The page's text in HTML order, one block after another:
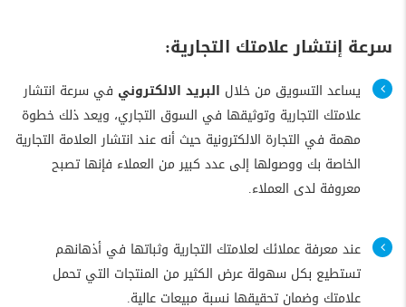
سرعة إنتشار علامتك التجارية:
يساعد التسويق من خلال البريد الالكتروني في سرعة انتشار
علامتك التجارية وتوثيقها في السوق التجاري، ويعد ذلك خطوة
مهمة في التجارة الالكترونية حيث أنه عند انتشار العلامة التجارية
الخاصة بك ووصولها إلى عدد كبير من العملاء فإنها تصبح
معروفة لدى العملاء.
عند معرفة عملائك لعلامتك التجارية وثباتها في أذهانهم
تستطيع بكل سهولة عرض الكثير من المنتجات التي تحمل
علامتك وضمان تحقيقها نسبة مبيعات عالية.